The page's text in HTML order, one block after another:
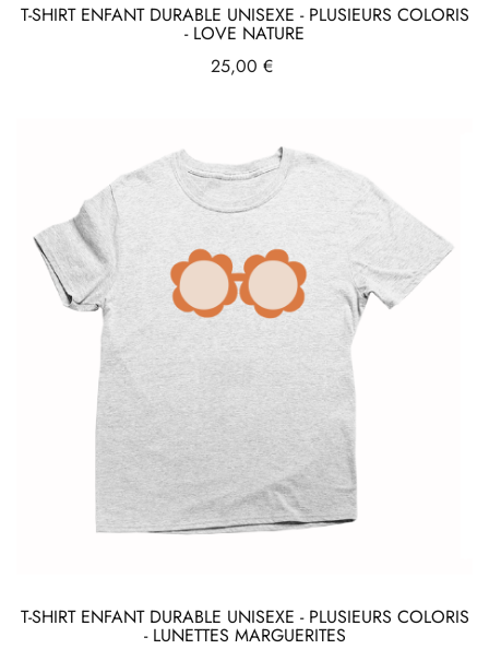
T-SHIRT ENFANT DURABLE UNISEXE - PLUSIEURS COLORIS
- LOVE NATURE
Prix
25,00 €
T-SHIRT ENFANT DURABLE UNISEXE - PLUSIEURS COLORIS
- LUNETTES MARGUERITES